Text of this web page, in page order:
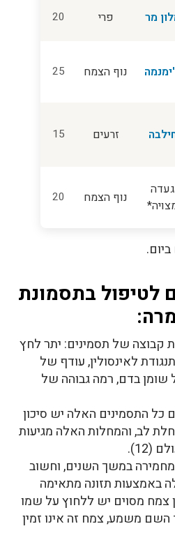
מר פרי 20
נוף הצמח 25
זרעים 15
געדה
נוף הצמח 20
לטיפול בתסמונת
קבוצה של תסמינים: יתר לחץ
לאינסולין, עודף של
שומן בדם, רמה גבוהה של
התסמינים האלה יש סיכון
לב, והמחלות האלה מגיעות
(12).
במשך השנים, וחשוב
באמצעות תזונה מתאימה
צמח מסוים יש ללחוץ על שמו
השם משמע, צמח זה אינו זמין